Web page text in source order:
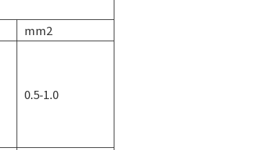
mm2
0.5-1.0